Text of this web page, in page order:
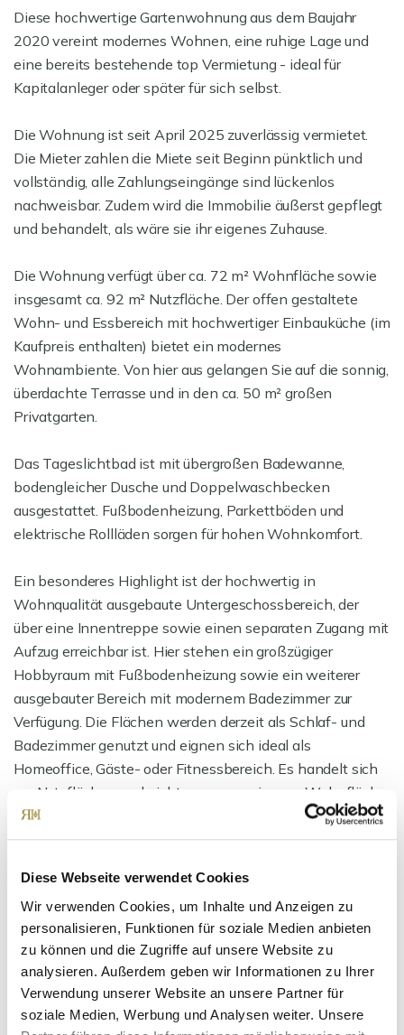
Diese Webseite verwendet Cookies
Wir verwenden Cookies, um Inhalte und Anzeigen zu
personalisieren, Funktionen für soziale Medien anbieten
zu können und die Zugriffe auf unsere Website zu
analysieren. Außerdem geben wir Informationen zu Ihrer
Verwendung unserer Website an unsere Partner für
soziale Medien, Werbung und Analysen weiter. Unsere
Diese hochwertige Gartenwohnung aus dem Baujahr
2020 vereint modernes Wohnen, eine ruhige Lage und
eine bereits bestehende top Vermietung - ideal für
Kapitalanleger oder später für sich selbst.
Die Wohnung ist seit April 2025 zuverlässig vermietet.
Die Mieter zahlen die Miete seit Beginn pünktlich und
vollständig, alle Zahlungseingänge sind lückenlos
nachweisbar. Zudem wird die Immobilie äußerst gepflegt
und behandelt, als wäre sie ihr eigenes Zuhause.
Die Wohnung verfügt über ca. 72 m² Wohnfläche sowie
insgesamt ca. 92 m² Nutzfläche. Der offen gestaltete
Wohn- und Essbereich mit hochwertiger Einbauküche (im
Kaufpreis enthalten) bietet ein modernes
Wohnambiente. Von hier aus gelangen Sie auf die sonnig,
überdachte Terrasse und in den ca. 50 m² großen
Privatgarten.
Das Tageslichtbad ist mit übergroßen Badewanne,
bodengleicher Dusche und Doppelwaschbecken
ausgestattet. Fußbodenheizung, Parkettböden und
elektrische Rollläden sorgen für hohen Wohnkomfort.
Ein besonderes Highlight ist der hochwertig in
Wohnqualität ausgebaute Untergeschossbereich, der
über eine Innentreppe sowie einen separaten Zugang mit
Aufzug erreichbar ist. Hier stehen ein großzügiger
Hobbyraum mit Fußbodenheizung sowie ein weiterer
ausgebauter Bereich mit modernem Badezimmer zur
Verfügung. Die Flächen werden derzeit als Schlaf- und
Badezimmer genutzt und eignen sich ideal als
Homeoffice, Gäste- oder Fitnessbereich. Es handelt sich
um Nutzflächen und nicht um ausgewiesene Wohnfläche.
Die Energieeffizienzklasse A+, die gepflegte
Innenhoflage sorgen für eine nachhaltige Vermietbarkeit
und langfristiges Wertsteigerungspotenzial.
Ansprechpartner